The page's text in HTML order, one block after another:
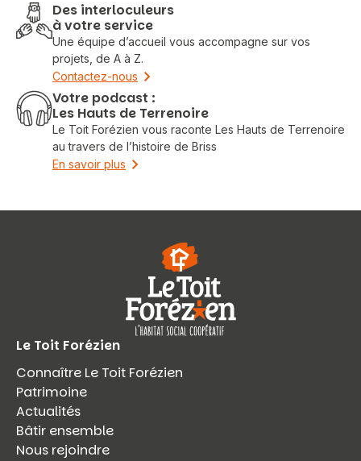
Des interloculeurs
à votre service
Une équipe d’accueil vous accompagne sur vos
projets, de A à Z.
Contactez-nous
Votre podcast :
Les Hauts de Terrenoire
Le Toit Forézien vous raconte Les Hauts de Terrenoire
au travers de l’histoire de Briss
En savoir plus
Le Toit Forézien
Connaître Le Toit Forézien
Patrimoine
Actualités
Bâtir ensemble
Nous rejoindre